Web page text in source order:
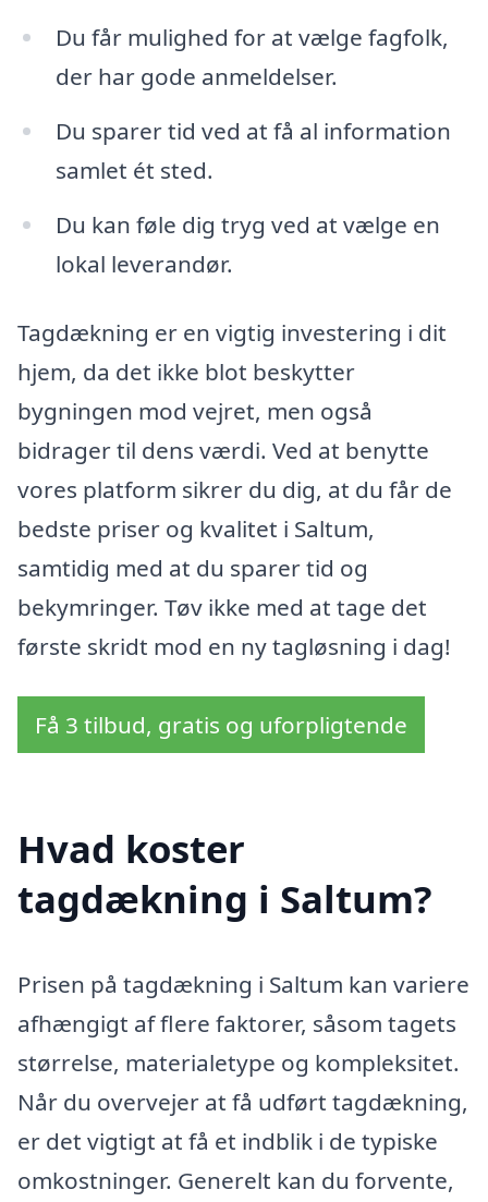
Du får mulighed for at vælge fagfolk,
der har gode anmeldelser.
Du sparer tid ved at få al information
samlet ét sted.
Du kan føle dig tryg ved at vælge en
lokal leverandør.
Tagdækning er en vigtig investering i dit
hjem, da det ikke blot beskytter
bygningen mod vejret, men også
bidrager til dens værdi. Ved at benytte
vores platform sikrer du dig, at du får de
bedste priser og kvalitet i Saltum,
samtidig med at du sparer tid og
bekymringer. Tøv ikke med at tage det
første skridt mod en ny tagløsning i dag!
Få 3 tilbud, gratis og uforpligtende
Hvad koster
tagdækning i Saltum?
Prisen på tagdækning i Saltum kan variere
afhængigt af flere faktorer, såsom tagets
størrelse, materialetype og kompleksitet.
Når du overvejer at få udført tagdækning,
er det vigtigt at få et indblik i de typiske
omkostninger. Generelt kan du forvente,